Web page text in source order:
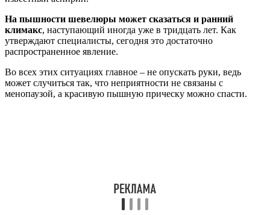
На пышности шевелюры может сказаться и ранний
климакс, наступающий иногда уже в тридцать лет. Как
утверждают специалисты, сегодня это достаточно
распространенное явление.
Во всех этих ситуациях главное – не опускать руки, ведь
может случиться так, что неприятности не связаны с
менопаузой, а красивую пышную прическу можно спасти.